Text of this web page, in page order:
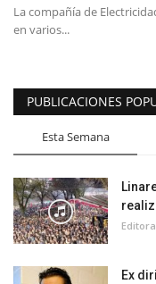
La compañía de
en varios...
PUBLICACIONES
Esta Semana
Editora
Ex